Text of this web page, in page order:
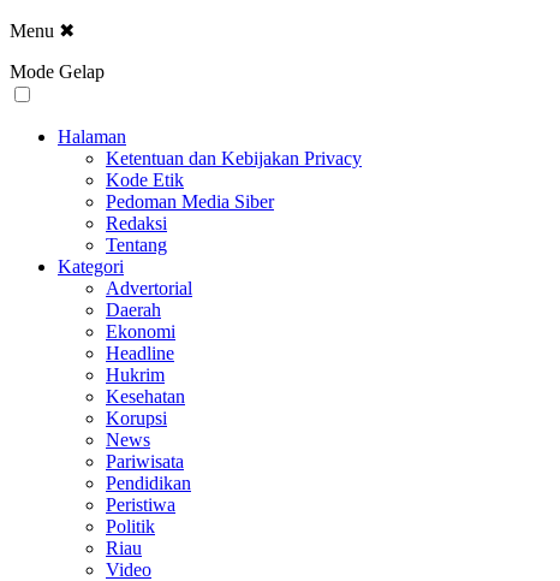
Menu ✖
Mode Gelap
Halaman
Ketentuan dan Kebijakan Privacy
Kode Etik
Pedoman Media Siber
Redaksi
Tentang
Kategori
Advertorial
Daerah
Ekonomi
Headline
Hukrim
Kesehatan
Korupsi
News
Pariwisata
Pendidikan
Peristiwa
Politik
Riau
Video